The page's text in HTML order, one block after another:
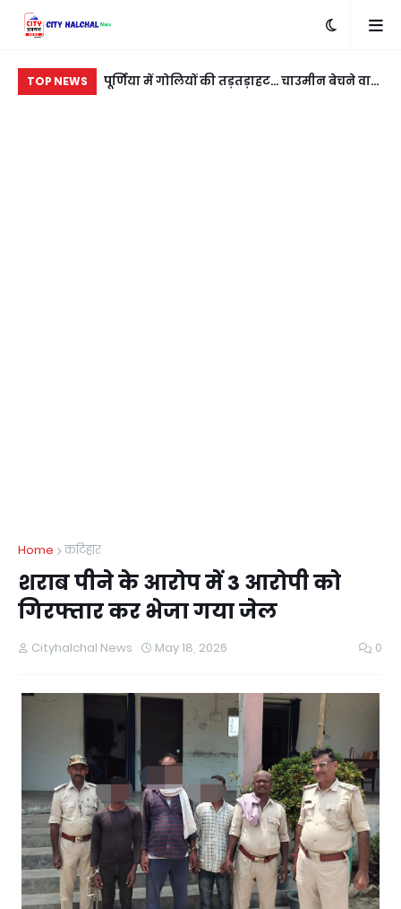
TOP NEWS
बदला लेने के लिए
पूर्णिया में गोलियों की तड़तड़ाहट... चाउमीन बेचने वाले
Home कटिहार
शराब पीने के आरोप में 3 आरोपी को
गिरफ्तार कर भेजा गया जेल
Cityhalchal News May 18, 2026 0